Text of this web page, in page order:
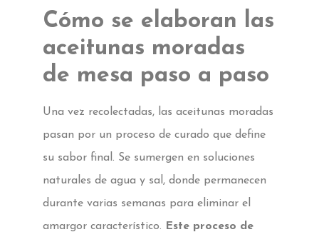
Cómo se elaboran las
aceitunas moradas
de mesa paso a paso
Una vez recolectadas, las aceitunas moradas
pasan por un proceso de curado que define
su sabor final. Se sumergen en soluciones
naturales de agua y sal, donde permanecen
durante varias semanas para eliminar el
amargor característico.
Este proceso de